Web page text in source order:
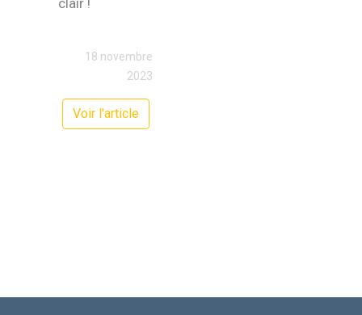
clair !
18 novembre
2023
Voir l'article